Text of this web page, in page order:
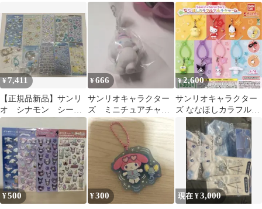
料込・翌日発送】
ット 7月11日はセブン
の日
¥7,411
【正規品新品】サンリ
オ シナモン シー
ル ガチャ まとめ売
り
¥666
サンリオキャラクター
ズ ミニチュアチャー
ム ライブキャラクター
シナモン 1個
¥2,600
サンリオキャラクター
ズ ななほしカラフルマ
ルチチャーム コンプ
¥500 ¥300 現在 ¥3,000